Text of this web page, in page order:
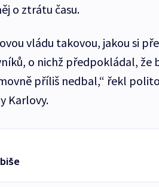
o ztrátu času.
vládu takovou, jakou si
o nichž předpokládal, že
příliš nedbal,“ řekl
Karlovy.